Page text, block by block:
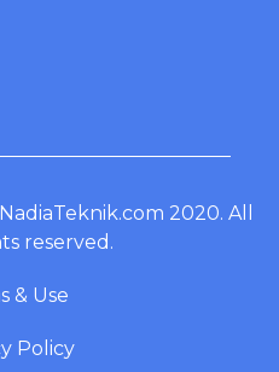
2020. All
reserved.
& Use
Policy